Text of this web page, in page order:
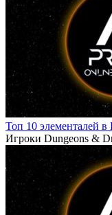
Топ 10 элементалей
Игроки Dungeons &